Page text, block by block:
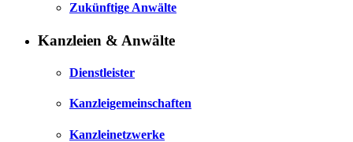
Zukünftige Anwälte
Kanzleien & Anwälte
Dienstleister
Kanzleigemeinschaften
Kanzleinetzwerke